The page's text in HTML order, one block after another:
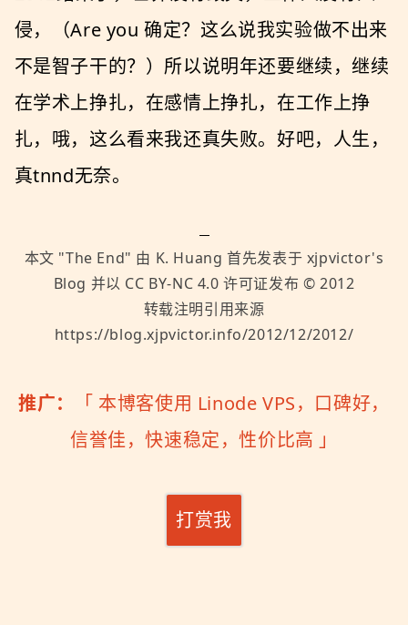
侵，（Are you 确定？这么说我实验做不出来
不是智子干的？）所以说明年还要继续，继续
在学术上挣扎，在感情上挣扎，在工作上挣
扎，哦，这么看来我还真失败。好吧，人生，
真tnnd无奈。
本文 "The End" 由 K. Huang 首先发表于 xjpvictor's
Blog 并以 CC BY-NC 4.0 许可证发布 © 2012
转载注明引用来源
https://blog.xjpvictor.info/2012/12/2012/
推广： 「 本博客使用 Linode VPS，口碑好，
信誉佳，快速稳定，性价比高 」
打赏我